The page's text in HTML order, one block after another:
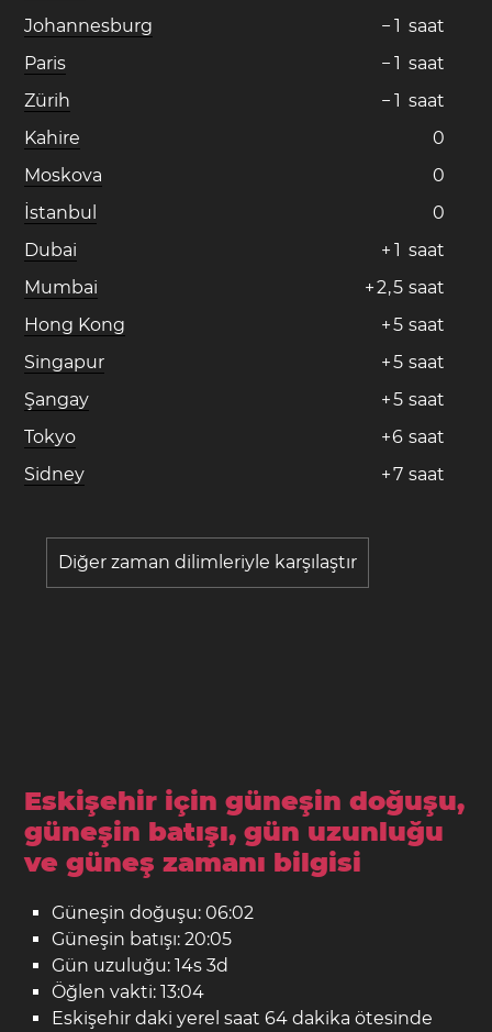
Johannesburg
− 1 saat
Paris
− 1 saat
Zürih
− 1 saat
Kahire
0
Moskova
0
İstanbul
0
Dubai
+ 1 saat
Mumbai
+2,5 saat
Hong Kong
+5 saat
Singapur
+5 saat
Şangay
+5 saat
Tokyo
+6 saat
Sidney
+7 saat
Diğer zaman dilimleriyle karşılaştır
Eskişehir için güneşin doğuşu,
güneşin batışı, gün uzunluğu
ve güneş zamanı bilgisi
Güneşin doğuşu: 06:02
Güneşin batışı: 20:05
Gün uzuluğu: 14s 3d
Öğlen vakti: 13:04
Eskişehir daki yerel saat 64 dakika ötesinde